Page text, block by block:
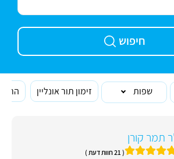
חיפוש
שפות זימון תור אונליין
תמר קורן
( 21 חוות דעת )